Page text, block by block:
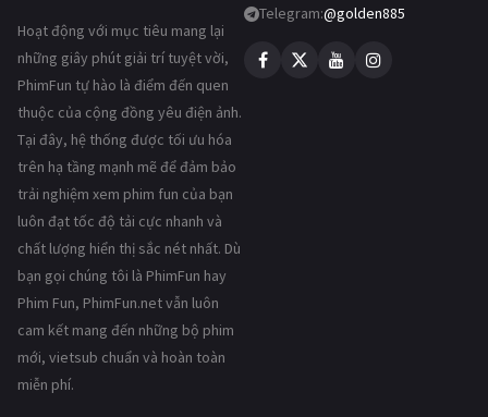
Hoạt động với mục tiêu mang lại
những giây phút giải trí tuyệt vời,
PhimFun tự hào là điểm đến quen
thuộc của cộng đồng yêu điện ảnh.
Tại đây, hệ thống được tối ưu hóa
trên hạ tầng mạnh mẽ để đảm bảo
trải nghiệm xem phim fun của bạn
luôn đạt tốc độ tải cực nhanh và
chất lượng hiển thị sắc nét nhất. Dù
bạn gọi chúng tôi là PhimFun hay
Phim Fun, PhimFun.net vẫn luôn
cam kết mang đến những bộ phim
mới, vietsub chuẩn và hoàn toàn
miễn phí.
Telegram:@golden885